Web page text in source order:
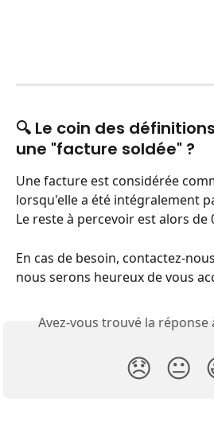
🔍 Le coin des
une "facture soldée" ?
Une facture est considérée
lorsqu'elle a été intégralement
Le reste à percevoir est alors de
En cas de besoin, contactez-
nous serons heureux de vous
Avez-vous trouvé la réponse
😞 😐